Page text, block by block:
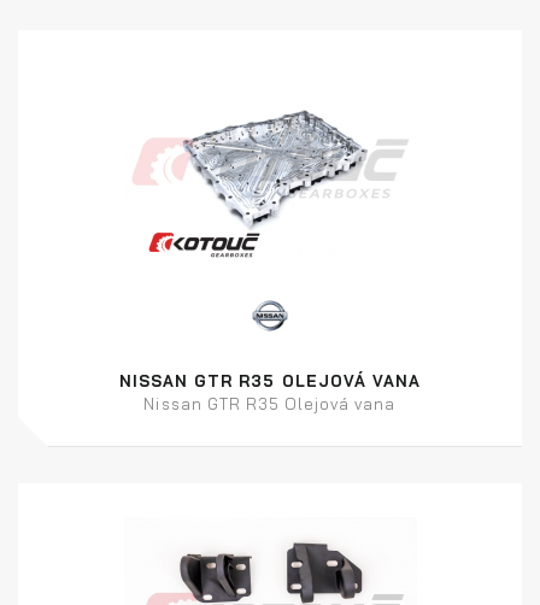
NISSAN GTR R35 OLEJOVÁ VANA
Nissan GTR R35 Olejová vana